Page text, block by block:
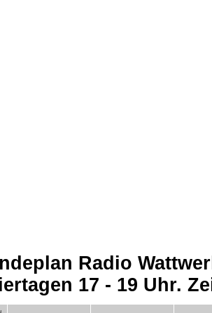
Radio
17 - 19 Uhr.